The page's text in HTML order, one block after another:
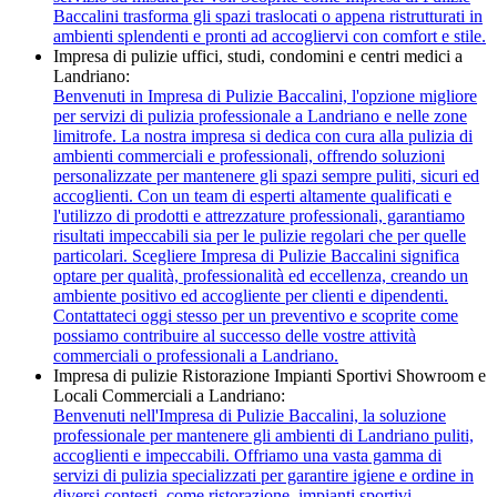
Baccalini trasforma gli spazi traslocati o appena ristrutturati in
ambienti splendenti e pronti ad accogliervi con comfort e stile.
Impresa di pulizie uffici, studi, condomini e centri medici a
Landriano:
Benvenuti in Impresa di Pulizie Baccalini, l'opzione migliore
per servizi di pulizia professionale a Landriano e nelle zone
limitrofe. La nostra impresa si dedica con cura alla pulizia di
ambienti commerciali e professionali, offrendo soluzioni
personalizzate per mantenere gli spazi sempre puliti, sicuri ed
accoglienti. Con un team di esperti altamente qualificati e
l'utilizzo di prodotti e attrezzature professionali, garantiamo
risultati impeccabili sia per le pulizie regolari che per quelle
particolari. Scegliere Impresa di Pulizie Baccalini significa
optare per qualità, professionalità ed eccellenza, creando un
ambiente positivo ed accogliente per clienti e dipendenti.
Contattateci oggi stesso per un preventivo e scoprite come
possiamo contribuire al successo delle vostre attività
commerciali o professionali a Landriano.
Impresa di pulizie Ristorazione Impianti Sportivi Showroom e
Locali Commerciali a Landriano:
Benvenuti nell'Impresa di Pulizie Baccalini, la soluzione
professionale per mantenere gli ambienti di Landriano puliti,
accoglienti e impeccabili. Offriamo una vasta gamma di
servizi di pulizia specializzati per garantire igiene e ordine in